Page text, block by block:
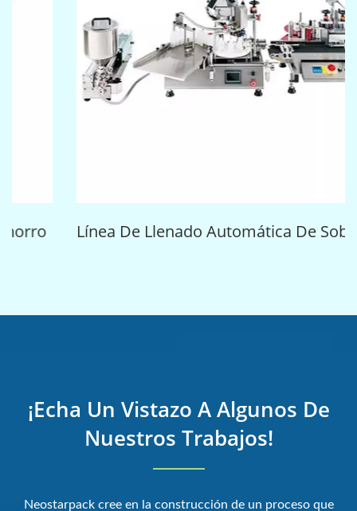
Línea De Llenado Automática De Sobremesa
¡Echa Un Vistazo A Algunos De
Nuestros Trabajos!
Neostarpack cree en la construcción de un proceso que